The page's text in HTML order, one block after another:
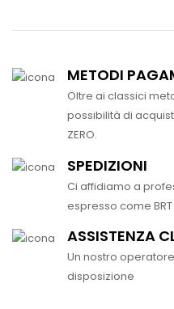
METODI
Oltre ai classici
possibilità di
ZERO.
SPEDIZIONI
Ci affidiamo a
espresso come BRT
ASSISTENZA
Un nostro
disposizione